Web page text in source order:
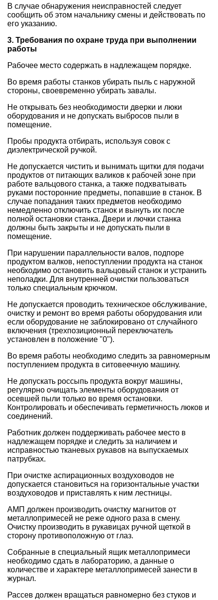
В случае обнаружения неисправностей следует
сообщить об этом начальнику смены и действовать по
его указанию.
3. Требования по охране труда при выполнении
работы
Рабочее место содержать в надлежащем порядке.
Во время работы станков убирать пыль с наружной
стороны, своевременно убирать завалы.
Не открывать без необходимости дверки и люки
оборудования и не допускать выбросов пыли в
помещение.
Пробы продукта отбирать, используя совок с
диэлектрической ручкой.
Не допускается чистить и вынимать щитки для подачи
продуктов от питающих валиков к рабочей зоне при
работе вальцового станка, а также подхватывать
руками посторонние предметы, попавшие в станок. В
случае попадания таких предметов необходимо
немедленно отключить станок и вынуть их после
полной остановки станка. Двери и лючки станка
должны быть закрыты и не допускать пыли в
помещение.
При нарушении параллельности валов, подпоре
продуктом валков, непоступлении продукта на станок
необходимо остановить вальцовый станок и устранить
неполадки. Для внутренней очистки пользоваться
только специальным крючком.
Не допускается проводить техническое обслуживание,
очистку и ремонт во время работы оборудования или
если оборудование не заблокировано от случайного
включения (трехпозиционный переключатель
установлен в положение "0").
Во время работы необходимо следить за равномерным
поступлением продукта в ситовеечную машину.
Не допускать россыпь продукта вокруг машины,
регулярно очищать элементы оборудования от
осевшей пыли только во время остановки.
Контролировать и обеспечивать герметичность люков и
соединений.
Работник должен поддерживать рабочее место в
надлежащем порядке и следить за наличием и
исправностью тканевых рукавов на выпускаемых
патрубках.
При очистке аспирационных воздуховодов не
допускается становиться на горизонтальные участки
воздуховодов и приставлять к ним лестницы.
АМП должен производить очистку магнитов от
металлопримесей не реже одного раза в смену.
Очистку производить в рукавицах ручной щеткой в
сторону противоположную от глаз.
Собранные в специальный ящик металлопримеси
необходимо сдать в лабораторию, а данные о
количестве и характере металлопримесей занести в
журнал.
Рассев должен вращаться равномерно без стуков и